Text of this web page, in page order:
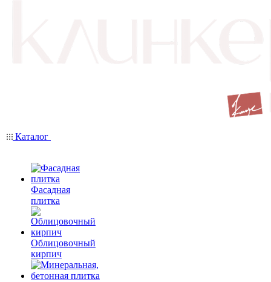
Каталог
Фасадная
плитка
Облицовочный
кирпич